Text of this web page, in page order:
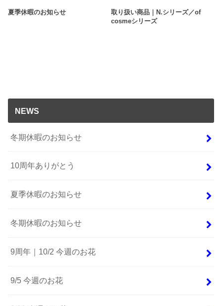
夏季休暇のお知らせ
取り扱い商品｜N.シリーズ／of
cosmeシリーズ
NEWS
冬期休暇のお知らせ
10周年ありがとう
夏季休暇のお知らせ
冬期休暇のお知らせ
9周年｜10/2 今週のお花
9/5 今週のお花